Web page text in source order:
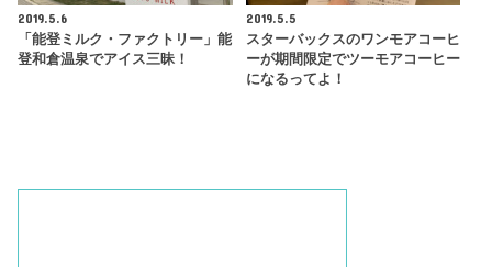
2019.5.6
「能登ミルク・ファクトリー」能
登和倉温泉でアイス三昧！
2019.5.5
スターバックスのワンモアコーヒ
ーが期間限定でツーモアコーヒー
になるってよ！